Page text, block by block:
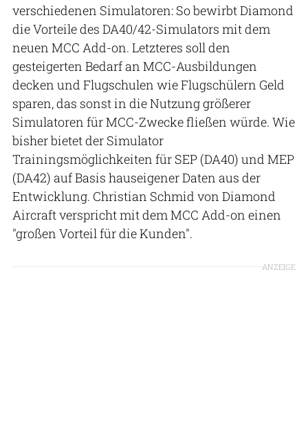
verschiedenen Simulatoren: So bewirbt Diamond
die Vorteile des DA40/42-Simulators mit dem
neuen MCC Add-on. Letzteres soll den
gesteigerten Bedarf an MCC-Ausbildungen
decken und Flugschulen wie Flugschülern Geld
sparen, das sonst in die Nutzung größerer
Simulatoren für MCC-Zwecke fließen würde. Wie
bisher bietet der Simulator
Trainingsmöglichkeiten für SEP (DA40) und MEP
(DA42) auf Basis hauseigener Daten aus der
Entwicklung. Christian Schmid von Diamond
Aircraft verspricht mit dem MCC Add-on einen
"großen Vorteil für die Kunden".
ANZEIGE